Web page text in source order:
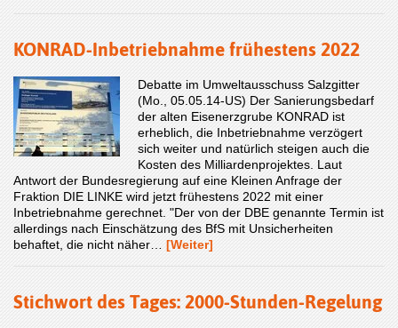
KONRAD-Inbetriebnahme frühestens 2022
Debatte im Umweltausschuss Salzgitter
(Mo., 05.05.14-US) Der Sanierungsbedarf
der alten Eisenerzgrube KONRAD ist
erheblich, die Inbetriebnahme verzögert
sich weiter und natürlich steigen auch die
Kosten des Milliardenprojektes. Laut
Antwort der Bundesregierung auf eine Kleinen Anfrage der
Fraktion DIE LINKE wird jetzt frühestens 2022 mit einer
Inbetriebnahme gerechnet. "Der von der DBE genannte Termin ist
allerdings nach Einschätzung des BfS mit Unsicherheiten
behaftet, die nicht näher… [Weiter]
Stichwort des Tages: 2000-Stunden-Regelung